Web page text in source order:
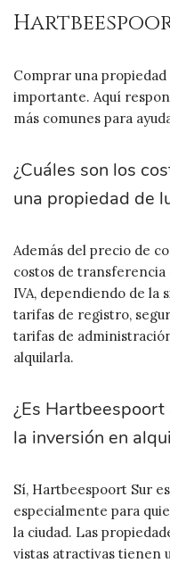
Comprar una
importante. Aquí
más comunes para
¿Cuáles son los
una propiedad de
Además del precio de
costos de
IVA, dependiendo de la
tarifas de registro,
tarifas de
alquilarla.
¿Es Hartbeespoort
la inversión en
Sí, Hartbeespoort Sur
especialmente para
la ciudad. Las
vistas atractivas tienen